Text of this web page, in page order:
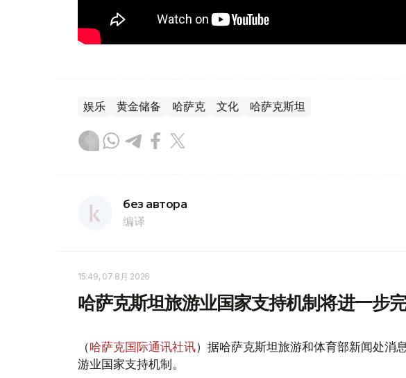
娱乐 黄金储备 哈萨克 文化 哈萨克斯坦
без автора
编译
15:49, 07 8月 2026
哈萨克斯坦旅游业国家支持机制将进一步
（哈萨克国际通讯社讯）据哈萨克斯坦旅游和体育部新闻处消
游业国家支持机制。